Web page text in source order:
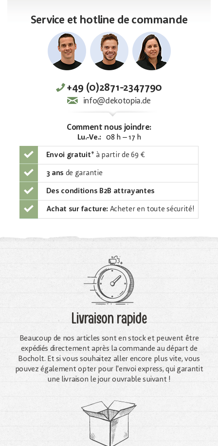
Service et hotline de commande
+49 (0)2871-2347790
info@dekotopia.de
Comment nous joindre:
Lu.-Ve.: 08 h – 17 h
Envoi gratuit* à partir de 69 €
3 ans de garantie
Des conditions B2B attrayantes
Achat sur facture: Acheter en toute sécurité!
Livraison rapide
Beaucoup de nos articles sont en stock et peuvent être
expédiés directement après la commande au départ de
Bocholt. Et si vous souhaitez aller encore plus vite, vous
pouvez également opter pour l'envoi express, qui garantit
une livraison le jour ouvrable suivant !